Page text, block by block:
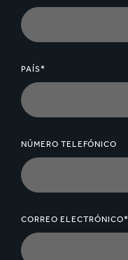
PAÍS*
NÚMERO TELEFÓNICO
CORREO ELECTRÓNICO*